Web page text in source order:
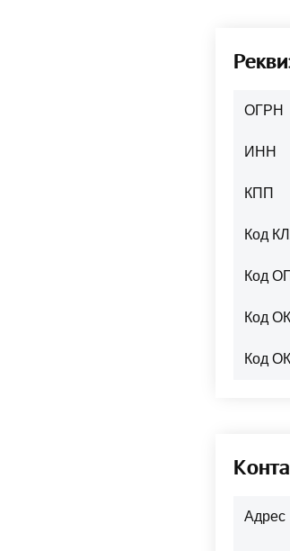
ОГРН
ИНН
КПП
Код
Код
Код
Код
Адрес